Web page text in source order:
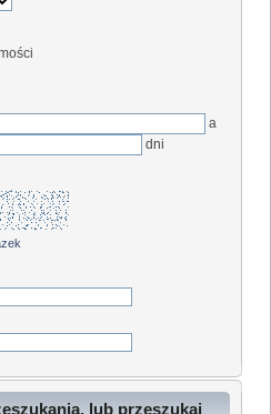
a
dni
lub przeszukaj